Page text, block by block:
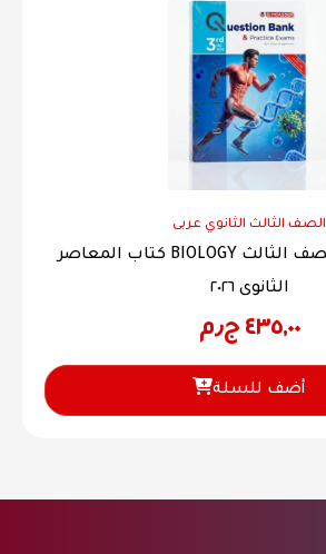
الصف الثالث الثانوي عربى
كتاب المعاصر BIOLOGY بنك الاسئلة الصف الثالث
الثانوى ٢٠٢٦
٤٣٥,٠٠ ج٫م
أضف للسلة